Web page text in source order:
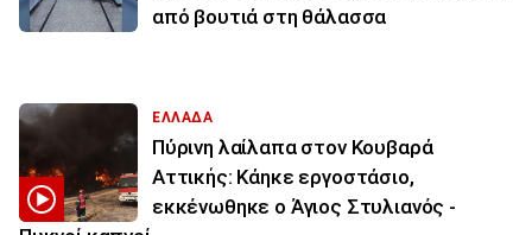
από βουτιά στη θάλασσα
ΕΛΛΑΔΑ
Πύρινη λαίλαπα στον Κουβαρά
Αττικής: Κάηκε εργοστάσιο,
εκκένωθηκε ο Άγιος Στυλιανός -